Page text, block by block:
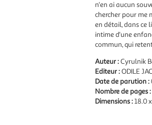
n'en ai aucun
chercher pour me
en détail, dans ce
intime d'une
commun, qui
Auteur :Cyrulnik
Editeur :ODILE
Date de parution :
Nombre de pages :
Dimensions :18.0